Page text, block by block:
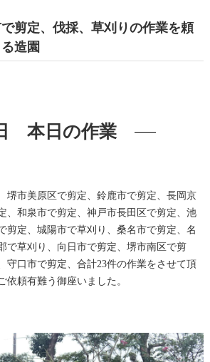
剪定、伐採、草刈りの作業を頼
造園
本日の作業
堺市美原区で剪定、鈴鹿市で剪定、長岡京
、和泉市で剪定、神戸市長田区で剪定、池
剪定、城陽市で草刈り、桑名市で剪定、名
で草刈り、向日市で剪定、堺市南区で剪
守口市で剪定、合計23件の作業をさせて頂
依頼有難う御座いました。